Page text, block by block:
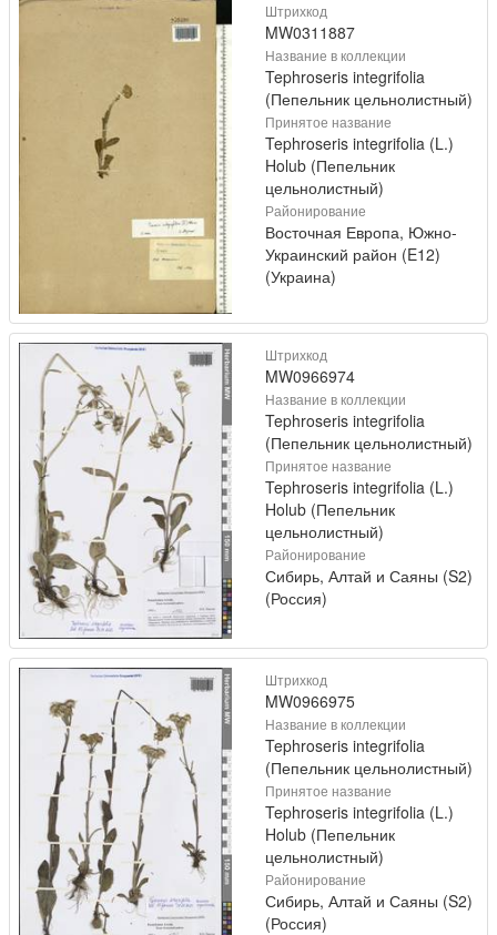
Штрихкод
MW0311887
Название в коллекции
Tephroseris integrifolia
(Пепельник цельнолистный)
Принятое название
Tephroseris integrifolia (L.)
Holub (Пепельник
цельнолистный)
Районирование
Восточная Европа, Южно-
Украинский район (E12)
(Украина)
Штрихкод
MW0966974
Название в коллекции
Tephroseris integrifolia
(Пепельник цельнолистный)
Принятое название
Tephroseris integrifolia (L.)
Holub (Пепельник
цельнолистный)
Районирование
Сибирь, Алтай и Саяны (S2)
(Россия)
Штрихкод
MW0966975
Название в коллекции
Tephroseris integrifolia
(Пепельник цельнолистный)
Принятое название
Tephroseris integrifolia (L.)
Holub (Пепельник
цельнолистный)
Районирование
Сибирь, Алтай и Саяны (S2)
(Россия)